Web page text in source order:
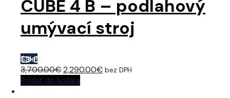
CUBE 4 B – podlahový
umývací stroj
Sale!
3,700.00€Original
price
2,290.00€Current
bez DPH
Pridať do košíka